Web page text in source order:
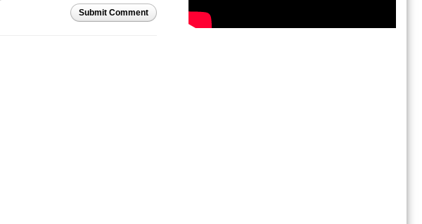
Submit Comment